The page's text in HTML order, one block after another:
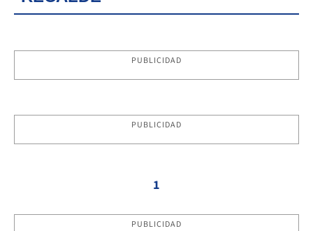
PUBLICIDAD
PUBLICIDAD
1
PUBLICIDAD